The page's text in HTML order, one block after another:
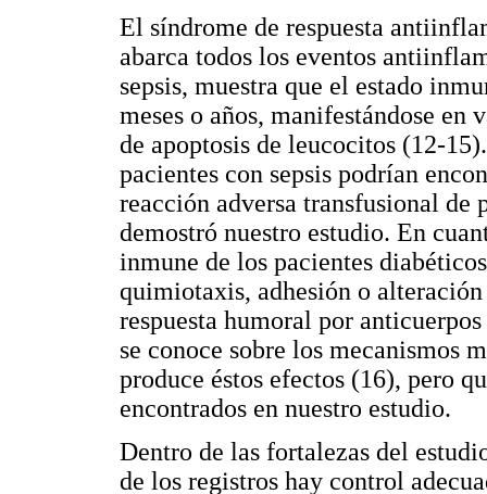
El síndrome de respuesta
abarca todos los eventos
sepsis, muestra que el estado
meses o años, manifestándose en
de apoptosis de leucocitos (12-
pacientes con sepsis podrían
reacción adversa transfusional de
demostró nuestro estudio. En
inmune de los pacientes
quimiotaxis, adhesión o
respuesta humoral por
se conoce sobre los mecanismos
produce éstos efectos (16), pero
encontrados en nuestro estudio.
Dentro de las fortalezas del
de los registros hay control